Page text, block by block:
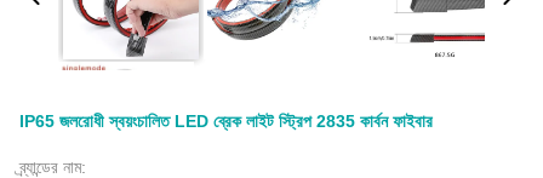
IP65 জলরোধী স্বয়ংচালিত LED ব্রেক লাইট স্ট্রিপ 2835 কার্বন ফাইবার
ব্র্যান্ডের নাম: